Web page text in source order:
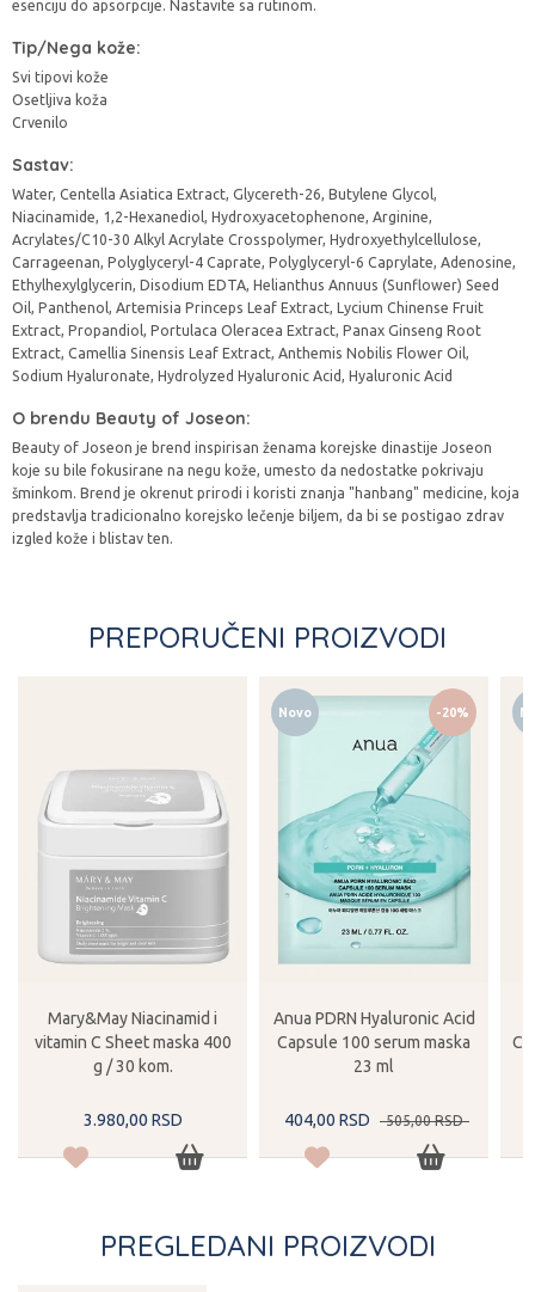
esenciju do apsorpcije. Nastavite sa rutinom.
Tip/Nega kože:
Svi tipovi kože
Osetljiva koža
Crvenilo
Sastav:
Water, Centella Asiatica Extract, Glycereth-26, Butylene Glycol,
Niacinamide, 1,2-Hexanediol, Hydroxyacetophenone, Arginine,
Acrylates/C10-30 Alkyl Acrylate Crosspolymer, Hydroxyethylcellulose,
Carrageenan, Polyglyceryl-4 Caprate, Polyglyceryl-6 Caprylate, Adenosine,
Ethylhexylglycerin, Disodium EDTA, Helianthus Annuus (Sunflower) Seed
Oil, Panthenol, Artemisia Princeps Leaf Extract, Lycium Chinense Fruit
Extract, Propandiol, Portulaca Oleracea Extract, Panax Ginseng Root
Extract, Camellia Sinensis Leaf Extract, Anthemis Nobilis Flower Oil,
Sodium Hyaluronate, Hydrolyzed Hyaluronic Acid, Hyaluronic Acid
O brendu Beauty of Joseon:
Beauty of Joseon je brend inspirisan ženama korejske dinastije Joseon
koje su bile fokusirane na negu kože, umesto da nedostatke pokrivaju
šminkom. Brend je okrenut prirodi i koristi znanja "hanbang" medicine, koja
predstavlja tradicionalno korejsko lečenje biljem, da bi se postigao zdrav
izgled kože i blistav ten.
PREPORUČENI PROIZVODI
Mary&May Niacinamid i
vitamin C Sheet maska 400
g / 30 kom.
3.980,00 RSD
Novo -20%
Anua PDRN Hyaluronic Acid
Capsule 100 serum maska
23 ml
404,00 RSD 505,00 RSD
PREGLEDANI PROIZVODI